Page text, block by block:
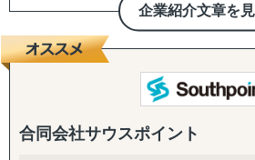
企業紹介文章を
一気通貫で伴走支援します。
『どの国が最適か？』を見極めるゼ
進出後に必ず直面する現地でのマー
要各国に常駐するメンバーが、現地
トします。
合同会社サウスポイント